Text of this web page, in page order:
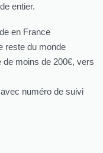
entier.
en France
reste du monde
moins de 200€, vers
numéro de suivi